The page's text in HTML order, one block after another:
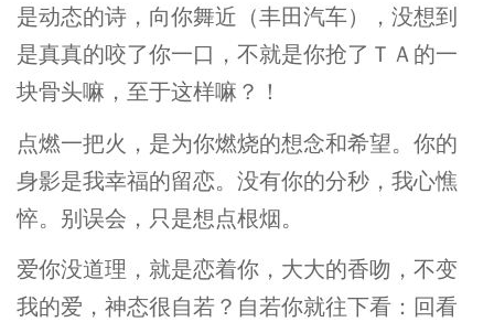
是动态的诗，向你舞近（丰田汽车），没想到
是真真的咬了你一口，不就是你抢了ＴＡ的一
块骨头嘛，至于这样嘛？！
点燃一把火，是为你燃烧的想念和希望。你的
身影是我幸福的留恋。没有你的分秒，我心憔
悴。别误会，只是想点根烟。
爱你没道理，就是恋着你，大大的香吻，不变
我的爱，神态很自若？自若你就往下看：回看